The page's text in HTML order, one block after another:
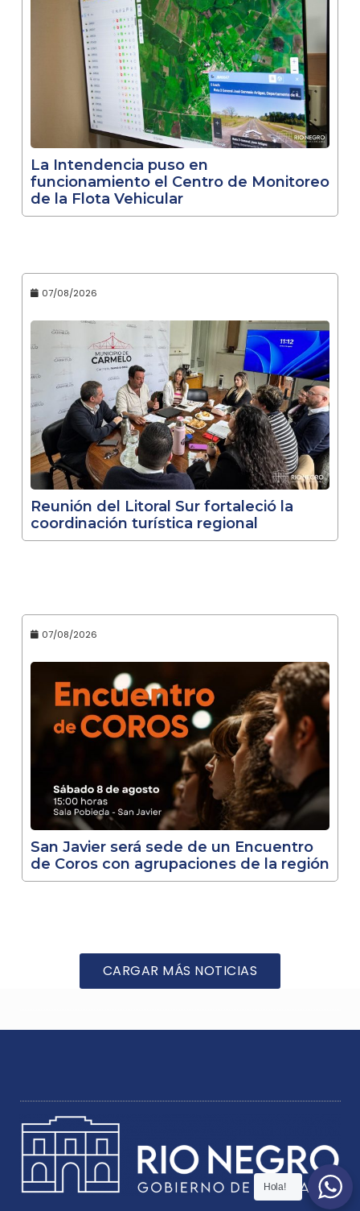
La Intendencia puso en
funcionamiento el Centro de Monitoreo
de la Flota Vehicular
07/08/2026
Reunión del Litoral Sur fortaleció la
coordinación turística regional
07/08/2026
San Javier será sede de un Encuentro
de Coros con agrupaciones de la región
CARGAR MÁS NOTICIAS
Hola!